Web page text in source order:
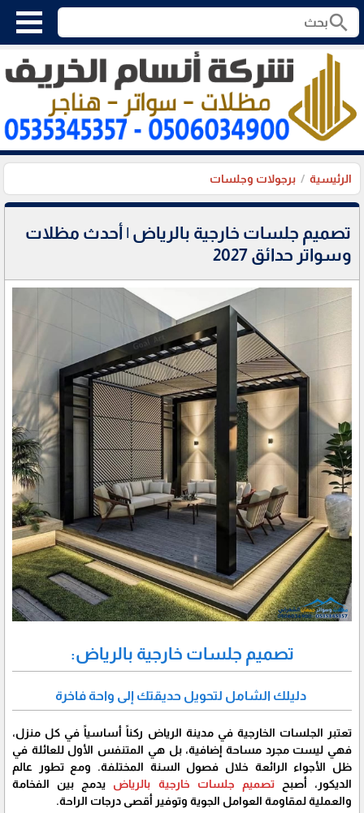
search
الرئيسية برجولات وجلسات
تصميم جلسات خارجية بالرياض | أحدث مظلات
وسواتر حدائق 2027
تصميم جلسات خارجية بالرياض:
دليلك الشامل لتحويل حديقتك إلى واحة فاخرة
​تعتبر الجلسات الخارجية في مدينة الرياض ركناً أساسياً في كل منزل،
فهي ليست مجرد مساحة إضافية، بل هي المتنفس الأول للعائلة في
ظل الأجواء الرائعة خلال فصول السنة المختلفة. ومع تطور عالم
الديكور، أصبحتصميم جلسات خارجية بالرياض يدمج بين الفخامة
والعملية لمقاومة العوامل الجوية وتوفير أقصى درجات الراحة.